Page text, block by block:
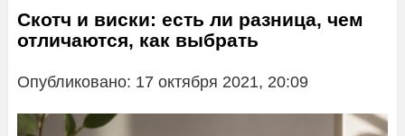
Скотч и виски: есть ли разница, чем
отличаются, как выбрать
Опубликовано: 17 октября 2021, 20:09